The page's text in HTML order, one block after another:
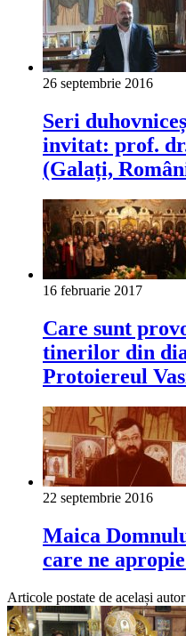
26 septembrie 2016
Seri
invitat: prof.
(Galați,
16 februarie 2017
Care sunt
tinerilor din
Protoiereul
22 septembrie 2016
Maica
care ne
Articole postate de același autor